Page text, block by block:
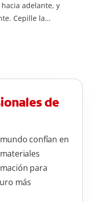
adelante, y
Cepille la
masticatoria (parte
e inferior. No se
mal olor causado
de
confían en
para
más